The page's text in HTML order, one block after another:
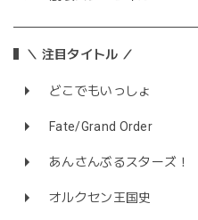
＼ 注目タイトル ／
どこでもいっしょ
Fate/Grand Order
あんさんぶるスターズ！
オルクセン王国史